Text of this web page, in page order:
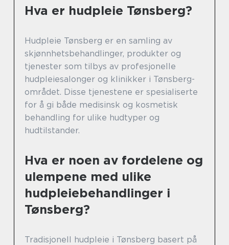
Hva er hudpleie Tønsberg?
Hudpleie Tønsberg er en samling av
skjønnhetsbehandlinger, produkter og
tjenester som tilbys av profesjonelle
hudpleiesalonger og klinikker i Tønsberg-
området. Disse tjenestene er spesialiserte
for å gi både medisinsk og kosmetisk
behandling for ulike hudtyper og
hudtilstander.
Hva er noen av fordelene og
ulempene med ulike
hudpleiebehandlinger i
Tønsberg?
Tradisjonell hudpleie i Tønsberg basert på